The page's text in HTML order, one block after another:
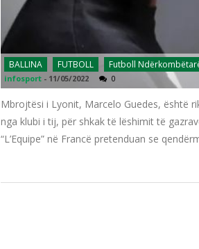
BALLINA FUTBOLL Futboll
infosport - 11/05/2022 0
Mbrojtësi i Lyonit, Marcelo Guedes, është
nga klubi i tij, për shkak të lëshimit të
“L’Equipe” në Francë pretenduan se